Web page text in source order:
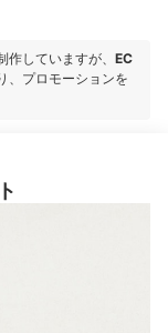
していますが、 EC
、プロモーションを